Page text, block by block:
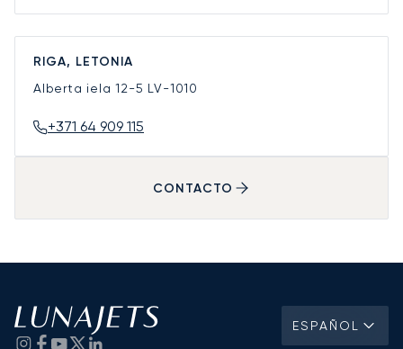
RIGA, LETONIA
Alberta iela 12-5 LV-1010
+371 64 909 115
CONTACTO
ESPAÑOL